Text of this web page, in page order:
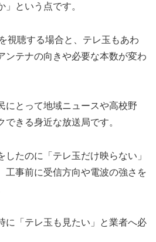
という点です。
視聴する場合と、テレ玉もあわ
ンテナの向きや必要な本数が変わ
にとって地域ニュースや高校野
きる身近な放送局です。
たのに「テレ玉だけ映らない」
工事前に受信方向や電波の強さを
に「テレ玉も見たい」と業者へ必